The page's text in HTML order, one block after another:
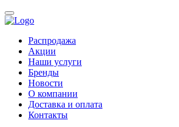
Распродажа
Акции
Наши услуги
Бренды
Новости
О компании
Доставка и оплата
Контакты